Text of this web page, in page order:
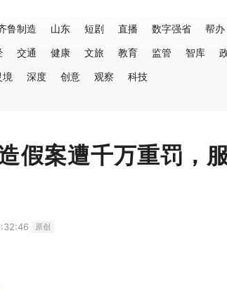
鲁制造 山东 短剧 直播 数字强省 帮办
交通 健康 文旅 教育 监管 智库
境 深度 创意 观察 科技
假案遭千万重罚，
原创